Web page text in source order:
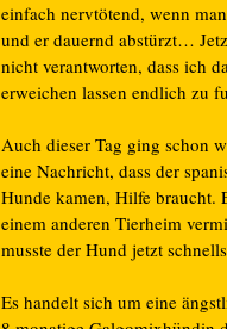
einfach nervtötend, wenn
und er dauernd abstürzt…
nicht verantworten, dass ich
erweichen lassen endlich zu
Auch dieser Tag ging schon
eine Nachricht, dass der
Hunde kamen, Hilfe braucht.
einem anderen Tierheim
musste der Hund jetzt
Es handelt sich um eine